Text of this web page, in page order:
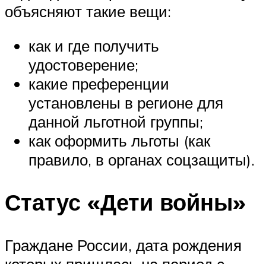
объясняют такие вещи:
как и где получить
удостоверение;
какие преференции
установлены в регионе для
данной льготной группы;
как оформить льготы (как
правило, в органах соцзащиты).
Статус «Дети войны»
Граждане России, дата рождения